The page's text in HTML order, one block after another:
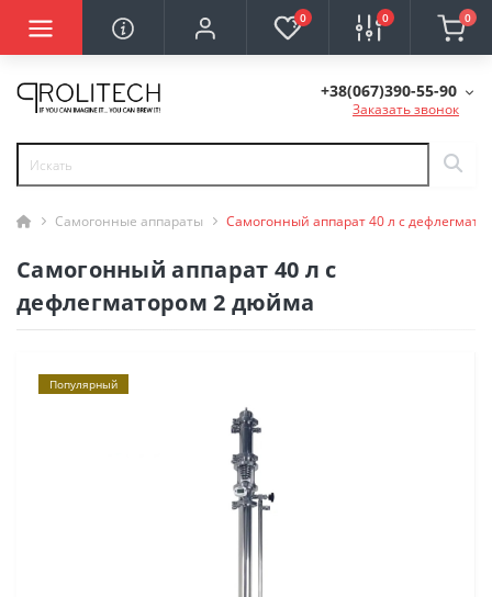
0 0 0
+38(067)390-55-90
Заказать звонок
Самогонные аппараты Самогонный аппарат 40 л с
Самогонный аппарат 40 л с
дефлегматором 2 дюйма
Популярный